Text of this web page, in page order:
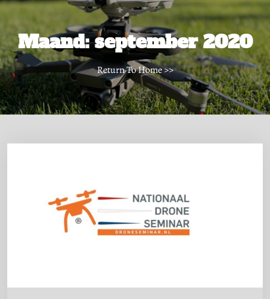
Maand:september 2020
Return To Home>>